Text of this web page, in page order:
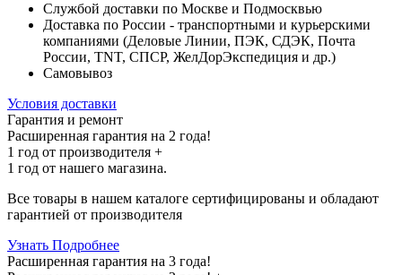
Службой доставки по Москве и Подмосквью
Доставка по России - транспортными и курьерскими
компаниями (Деловые Линии, ПЭК, СДЭК, Почта
России, TNT, СПСР, ЖелДорЭкспедиция и др.)
Самовывоз
Условия доставки
Гарантия и ремонт
Расширенная гарантия на 2 года!
1 год от производителя +
1 год от нашего магазина.
Все товары в нашем каталоге сертифицированы и обладают
гарантией от производителя
Узнать Подробнее
Расширенная гарантия на 3 года!